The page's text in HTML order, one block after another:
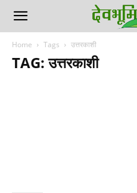
Home Tags उत्तरकाशी
TAG: उत्तरकाशी